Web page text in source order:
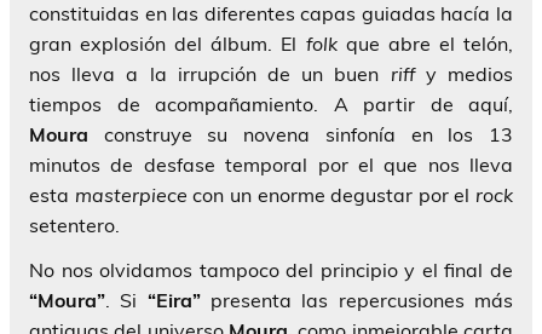
constituidas en las diferentes capas guiadas hacía la
gran explosión del álbum. El folkque abre el telón,
nos lleva a la irrupción de un buen riffy medios
tiempos de acompañamiento. A partir de aquí,
Moura construye su novena sinfonía en los 13
minutos de desfase temporal por el que nos lleva
esta masterpiece con un enorme degustar por el rock
setentero.
No nos olvidamos tampoco del principio y el final de
“Moura”. Si “Eira” presenta las repercusiones más